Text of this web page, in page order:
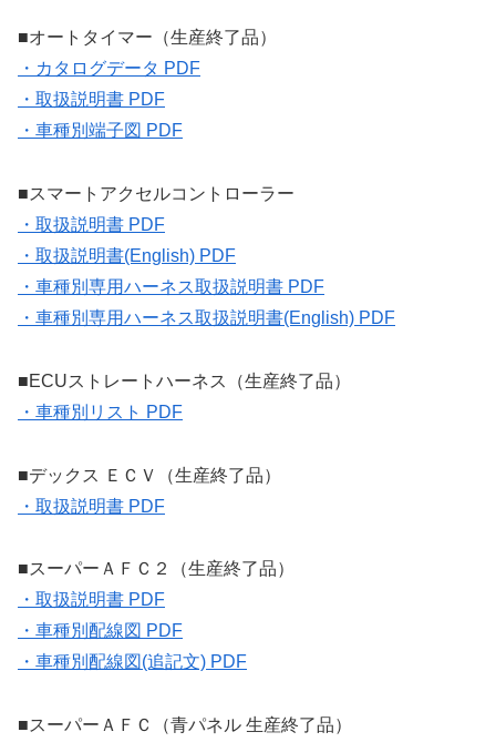
■オートタイマー（生産終了品）
・カタログデータ PDF
・取扱説明書 PDF
・車種別端子図 PDF
■スマートアクセルコントローラー
・取扱説明書 PDF
・取扱説明書(English) PDF
・車種別専用ハーネス取扱説明書 PDF
・車種別専用ハーネス取扱説明書(English) PDF
■ECUストレートハーネス（生産終了品）
・車種別リスト PDF
■デックス ＥＣＶ（生産終了品）
・取扱説明書 PDF
■スーパーＡＦＣ２（生産終了品）
・取扱説明書 PDF
・車種別配線図 PDF
・車種別配線図(追記文) PDF
■スーパーＡＦＣ（青パネル 生産終了品）